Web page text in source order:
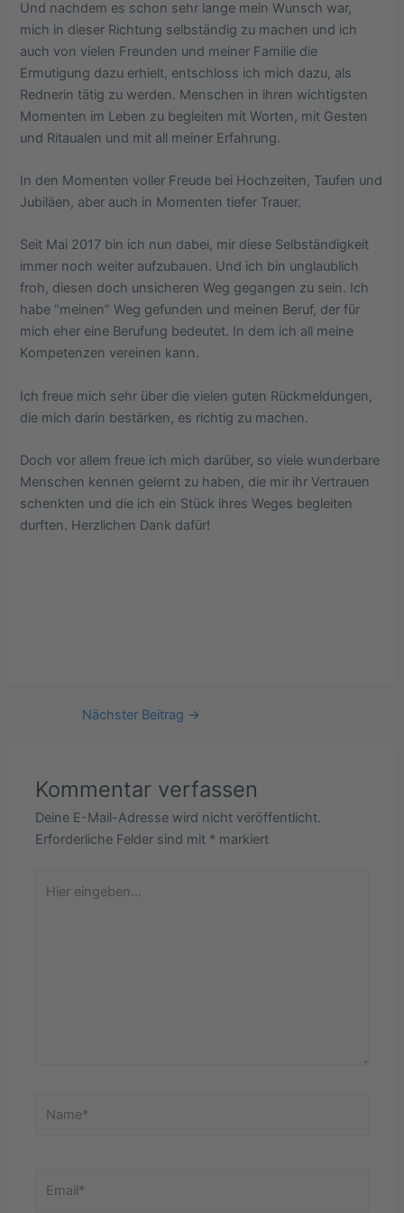
Und nachdem es schon sehr lange mein Wunsch war,
mich in dieser Richtung selbständig zu machen und ich
auch von vielen Freunden und meiner Familie die
Ermutigung dazu erhielt, entschloss ich mich dazu, als
Rednerin tätig zu werden. Menschen in ihren wichtigsten
Momenten im Leben zu begleiten mit Worten, mit Gesten
und Ritaualen und mit all meiner Erfahrung.
In den Momenten voller Freude bei Hochzeiten, Taufen und
Jubiläen, aber auch in Momenten tiefer Trauer.
Seit Mai 2017 bin ich nun dabei, mir diese Selbständigkeit
immer noch weiter aufzubauen. Und ich bin unglaublich
froh, diesen doch unsicheren Weg gegangen zu sein. Ich
habe “meinen” Weg gefunden und meinen Beruf, der für
mich eher eine Berufung bedeutet. In dem ich all meine
Kompetenzen vereinen kann.
Ich freue mich sehr über die vielen guten Rückmeldungen,
die mich darin bestärken, es richtig zu machen.
Doch vor allem freue ich mich darüber, so viele wunderbare
Menschen kennen gelernt zu haben, die mir ihr Vertrauen
schenkten und die ich ein Stück ihres Weges begleiten
durften. Herzlichen Dank dafür!
Nächster Beitrag →
Kommentar verfassen
Deine E-Mail-Adresse wird nicht veröffentlicht.
Erforderliche Felder sind mit * markiert
eingeben…